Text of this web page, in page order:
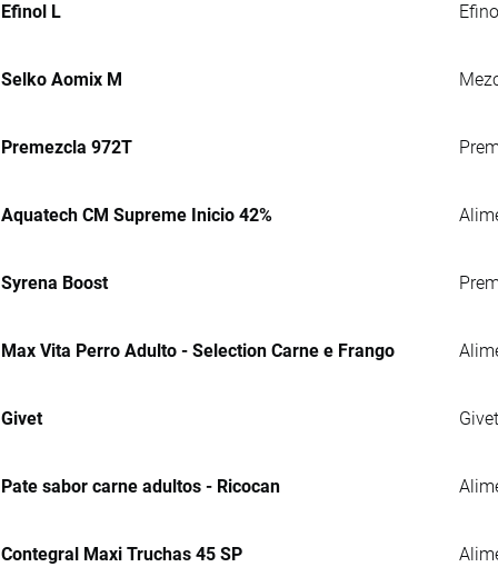
Efinol L
Selko Aomix M
Premezcla 972T
Aquatech CM Supreme Inicio 42%
Syrena Boost
Max Vita Perro Adulto - Selection Carne e Frango
Givet
Pate sabor carne adultos - Ricocan
Contegral Maxi Truchas 45 SP